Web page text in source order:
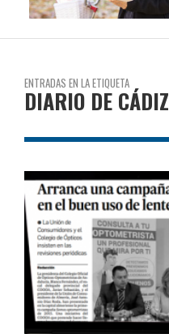
ENTRADAS EN LA ETIQUETA
DIARIO DE CÁDIZ